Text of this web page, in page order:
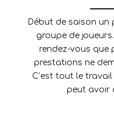
Début de saison un
groupe de
rendez-vous que
prestations ne
C’est tout le
peut avoir